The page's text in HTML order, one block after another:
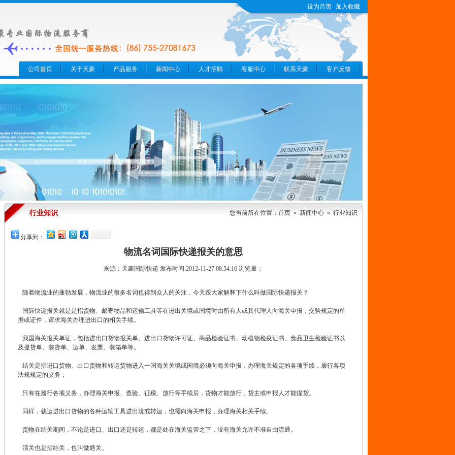
设为首页 加入收藏
公司首页 关于天豪 产品服务 新闻中心 人才招聘 客服中心 联系天豪 客户反馈
行业知识 您当前所在位置：首页 » 新闻中心 » 行业知识
分享到：
物流名词国际快递报关的意思
来源： 天豪国际快递 发布时间:2012-11-27 08:54:16 浏览量：
随着物流业的蓬勃发展，物流业的很多名词也得到众人的关注，今天跟大家解释下什么叫做国际快递报关？
国际快递报关就是是指货物、邮寄物品和运输工具等在进出关境或国境时由所有人或其代理人向海关申报，交验规定的单
据或证件，请求海关办理进出口的相关手续。
我国海关报关单证，包括进出口货物报关单、进出口货物许可证、商品检验证书、动植物检疫证书、食品卫生检验证书以
及提货单、装货单、运单、发票、装箱单等。
结关是指进口货物、出口货物和转运货物进入一国海关关境或国境必须向海关申报，办理海关规定的各项手续，履行各项
法规规定的义务；
只有在履行各项义务，办理海关申报、查验、征税、放行等手续后，货物才能放行，货主或申报人才能提货。
同样，载运进出口货物的各种运输工具进出境或转运，也需向海关申报，办理海关相关手续。
货物在结关期间，不论是进口、出口还是转运，都是处在海关监管之下，没有海关允许不准自由流通。
清关也是指结关，也叫做通关。